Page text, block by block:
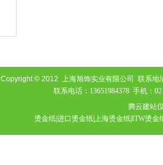
Copyright © 2012 上海旭饰实业有限公司 联系地
联系电话：13651984378 手机：
腾云建站
烫金纸|进口烫金纸|上海烫金纸|ITW烫